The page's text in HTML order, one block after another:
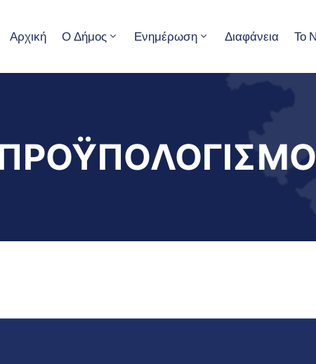
Αρχική Ο Δήμος Ενημέρωση Διαφάνεια Το